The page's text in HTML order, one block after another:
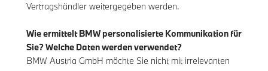
Vertragshändler weitergegeben werden.
Wie ermittelt BMW personalisierte Kommunikation für
Sie? Welche Daten werden verwendet?
BMW Austria GmbH möchte Sie nicht mit irrelevanten